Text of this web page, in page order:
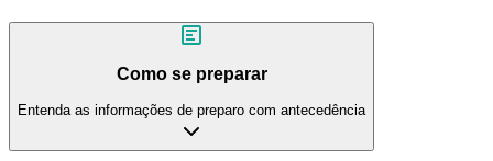
Como se preparar
Entenda as informações de preparo com antecedência